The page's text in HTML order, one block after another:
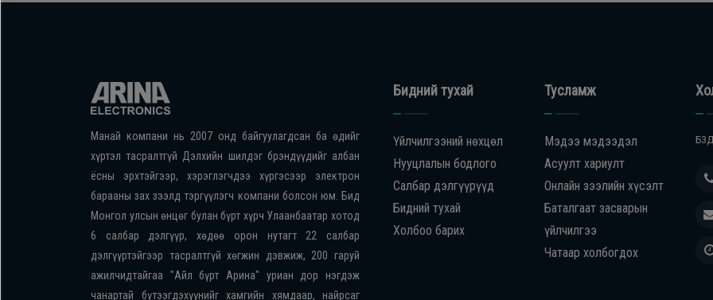
Манай компани нь 2007 онд байгуулагдсан ба өдийг
хүртэл тасралтгүй Дэлхийн шилдэг брэндүүдийг албан
ёсны эрхтэйгээр, хэрэглэгчдээ хүргэсээр электрон
барааны зах зээлд тэргүүлэгч компани болсон юм. Бид
Монгол улсын өнцөг булан бүрт хүрч Улаанбаатар хотод
6 салбар дэлгүүр, хөдөө орон нутагт 22 салбар
дэлгүүртэйгээр тасралтгүй хөгжин дэвжиж, 200 гаруй
ажилчидтайгаа "Айл бүрт Арина" уриан дор нэгдэж
чанартай бүтээгдэхүүнийг хамгийн хямдаар, найрсаг
Бидний тухай
Үйлчилгээний нөхцөл
Нууцлалын бодлого
Салбар дэлгүүрүүд
Бидний тухай
Холбоо барих
Тусламж
Мэдээ мэдээдэл
Асуулт хариулт
Онлайн зээлийн хүсэлт
Баталгаат засварын
үйлчилгээ
Чатаар холбогдох